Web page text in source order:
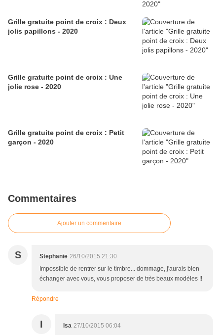
Grille gratuite point de croix : Deux
jolis papillons - 2020
Grille gratuite point de croix : Une
jolie rose - 2020
Grille gratuite point de croix : Petit
garçon - 2020
Commentaires
Ajouter un commentaire
S Stephanie 26/10/2015 21:30
Impossible de rentrer sur le timbre... dommage, j'aurais bien
échanger avec vous, vous proposer de très beaux modèles !!
Répondre
I Isa 27/10/2015 06:04